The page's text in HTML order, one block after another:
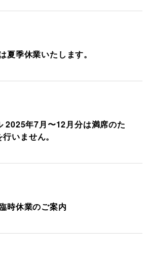
季休業いたします。
2025年7月〜12月分は満席のた
いません。
時休業のご案内